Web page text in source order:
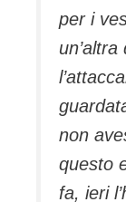
per i
non
questo
fa, ieri